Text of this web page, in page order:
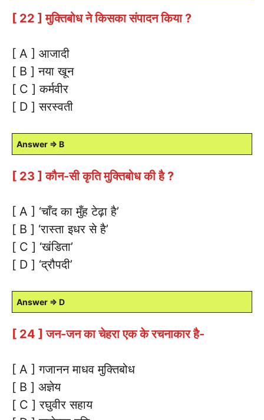
[ 22 ] मुक्तिबोध ने किसका संपादन किया ?
[ A ] आजादी
[ B ] नया खून
[ C ] कर्मवीर
[ D ] सरस्वती
Answer ⇒ B
[ 23 ] कौन-सी कृति मुक्तिबोध की है ?
[ A ] ‘चाँद का मुँह टेढ़ा है’
[ B ] ‘रास्ता इधर से है’
[ C ] ‘खंडिता’
[ D ] ‘द्रौपदी’
Answer ⇒ D
[ 24 ] जन-जन का चेहरा एक के रचनाकार है-
[ A ] गजानन माधव मुक्तिबोध
[ B ] अज्ञेय
[ C ] रघुवीर सहाय